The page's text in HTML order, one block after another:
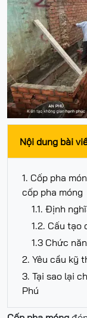
Nội dung bài
1. Cốp pha
cốp pha móng
1.1. Định
1.2. Cấu tạo
1.3 Chức
2. Yêu cầu kỹ
3. Tại sao lại
Phú